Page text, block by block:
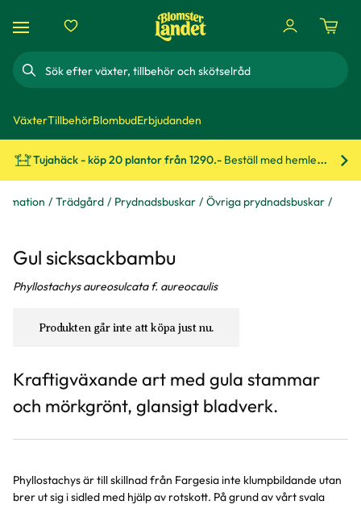
Sök
VäxterTillbehörBlombudErbjudanden
Tujahäck - köp 20 plantor från 1290.- Beställ med hemleverans!
Trädgård Prydnadsbuskar Övriga prydnadsbuskar
Gul sicksackbambu
Phyllostachys aureosulcata f. aureocaulis
Produkten går inte att köpa just nu.
Kraftigväxande art med gula stammar
och mörkgrönt, glansigt bladverk.
Phyllostachys är till skillnad från Fargesia inte klumpbildande utan
brer ut sig i sidled med hjälp av rotskott. På grund av vårt svala